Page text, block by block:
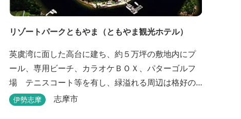
リゾートパークともやま（ともやま観光ホテル）
英虞湾に面した高台に建ち、約５万坪の敷地内にプ
ール、専用ビーチ、カラオケＢＯＸ、パターゴルフ
場 テニスコート等を有し、緑溢れる周辺は格好の
サイクリングコースです。お料理は新鮮な海の幸を
伊勢志摩 志摩市